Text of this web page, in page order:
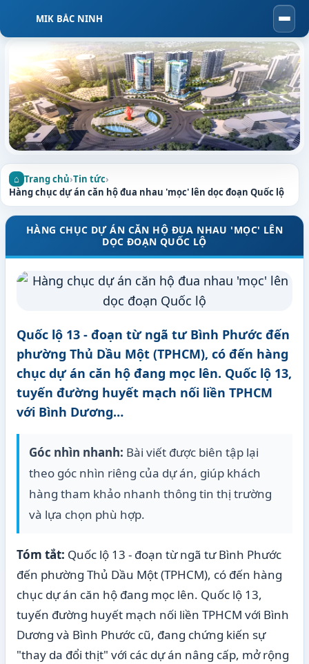
MIK BẮC NINH
Trang chủ›Tin tức›
Hàng chục dự án căn hộ đua nhau 'mọc' lên dọc đoạn Quốc lộ
HÀNG CHỤC DỰ ÁN CĂN HỘ ĐUA NHAU 'MỌC' LÊN
DỌC ĐOẠN QUỐC LỘ
Quốc lộ 13 - đoạn từ ngã tư Bình Phước đến
phường Thủ Dầu Một (TPHCM), có đến hàng
chục dự án căn hộ đang mọc lên. Quốc lộ 13,
tuyến đường huyết mạch nối liền TPHCM
với Bình Dương…
Góc nhìn nhanh: Bài viết được biên tập lại
theo góc nhìn riêng của dự án, giúp khách
hàng tham khảo nhanh thông tin thị trường
và lựa chọn phù hợp.
Tóm tắt: Quốc lộ 13 - đoạn từ ngã tư Bình Phước
đến phường Thủ Dầu Một (TPHCM), có đến hàng
chục dự án căn hộ đang mọc lên. Quốc lộ 13,
tuyến đường huyết mạch nối liền TPHCM với Bình
Dương và Bình Phước cũ, đang chứng kiến sự
"thay da đổi thịt" với các dự án nâng cấp, mở rộng